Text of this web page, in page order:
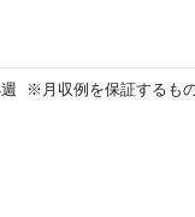
※月収例を保証するも